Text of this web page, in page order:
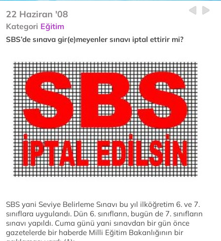
22 Haziran '08
Kategori Eğitim
SBS’de sınava gir(e)meyenler sınavı iptal ettirir mi?
SBS yani Seviye Belirleme Sınavı bu yıl ilköğretim 6. ve 7.
sınıflara uygulandı. Dün 6. sınıfların, bugün de 7. sınıfların
sınavı yapıldı. Cuma günü yani sınavdan bir gün önce
gazetelerde bir haberde Milli Eğitim Bakanlığının bir